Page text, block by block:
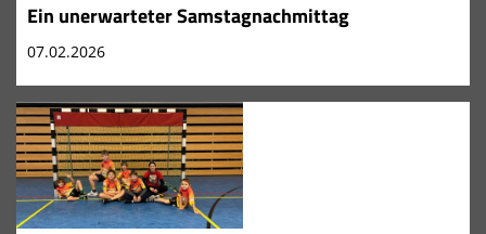
Ein unerwarteter Samstagnachmittag
07.02.2026